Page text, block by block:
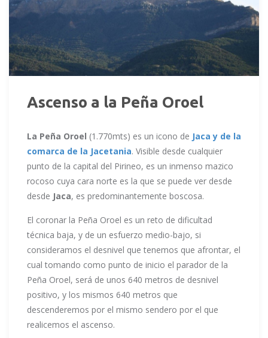
Ascenso a la Peña Oroel
La Peña Oroel (1.770mts) es un icono de Jaca y de la
comarca de la Jacetania. Visible desde cualquier
punto de la capital del Pirineo, es un inmenso mazico
rocoso cuya cara norte es la que se puede ver desde
desde Jaca, es predominantemente boscosa.
El coronar la Peña Oroel es un reto de dificultad
técnica baja, y de un esfuerzo medio-bajo, si
consideramos el desnivel que tenemos que afrontar, el
cual tomando como punto de inicio el parador de la
Peña Oroel, será de unos 640 metros de desnivel
positivo, y los mismos 640 metros que
descenderemos por el mismo sendero por el que
realicemos el ascenso.